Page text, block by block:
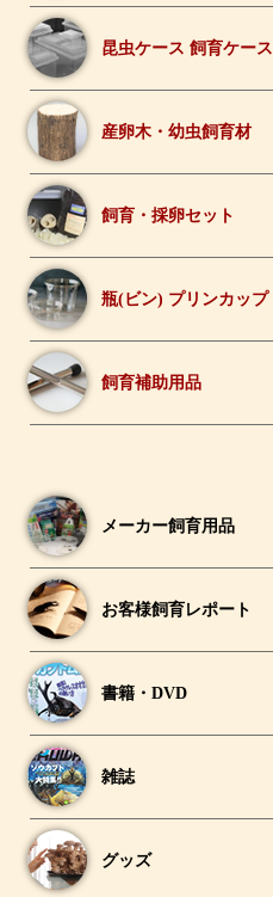
昆虫ケース 飼育ケース
産卵木・幼虫飼育材
飼育・採卵セット
瓶(ビン) プリンカップ
飼育補助用品
メーカー飼育用品
お客様飼育レポート
書籍・DVD
雑誌
グッズ